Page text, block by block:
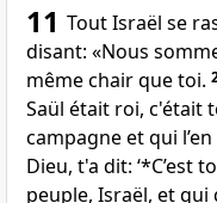
11 Tout Israël se
disant: «Nous
même chair que toi.
Saül était roi, c'était
campagne et qui
Dieu, t'a dit: ‘*C’est
peuple, Israël, et qui